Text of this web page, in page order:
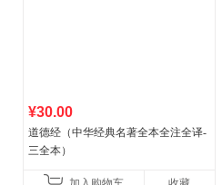
¥30.00
道德经（中华经典名著全本全注全译-
三全本）